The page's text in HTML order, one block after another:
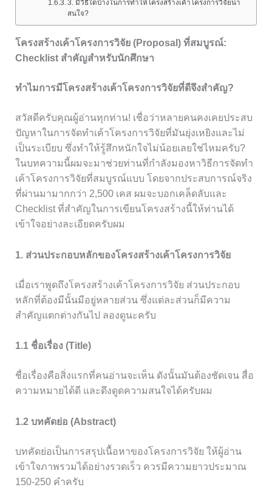
3. มีวิธีใดบ้างในการทำให้โครงสร้างเค้าโครงการวิจัยน่า
สนใจ?
โครงสร้างเค้าโครงการวิจัย (Proposal) ที่สมบูรณ์:
Checklist สำคัญสำหรับนักศึกษา
ทำไมการมีโครงสร้างเค้าโครงการวิจัยที่ดีจึงสำคัญ?
สวัสดีครับคุณผู้อ่านทุกท่าน! เชื่อว่าหลายคนคงเคยประสบ
ปัญหาในการจัดทำเค้าโครงการวิจัยที่มันยุ่งเหยิงและไม่
เป็นระเบียบ ซึ่งทำให้รู้สึกหนักใจไม่น้อยเลยใช่ไหมครับ?
ในบทความนี้ผมจะมาช่วยท่านที่กำลังมองหาวิธีการจัดทำ
เค้าโครงการวิจัยที่สมบูรณ์แบบ โดยจากประสบการณ์จริง
ที่ผ่านมามากกว่า 2,500 เคส ผมจะบอกเคล็ดลับและ
Checklist ที่สำคัญในการเขียนโครงสร้างนี้ให้ท่านได้
เข้าใจอย่างละเอียดครับผม
1. ส่วนประกอบหลักของโครงสร้างเค้าโครงการวิจัย
เมื่อเราพูดถึงโครงสร้างเค้าโครงการวิจัย ส่วนประกอบ
หลักที่ต้องมีนั้นมีอยู่หลายส่วน ซึ่งแต่ละส่วนก็มีความ
สำคัญแตกต่างกันไป ลองดูนะครับ
1.1 ชื่อเรื่อง (Title)
ชื่อเรื่องคือสิ่งแรกที่คนอ่านจะเห็น ดังนั้นมันต้องชัดเจน สื่อ
ความหมายได้ดี และดึงดูดความสนใจได้ครับผม
1.2 บทคัดย่อ (Abstract)
บทคัดย่อเป็นการสรุปเนื้อหาของโครงการวิจัย ให้ผู้อ่าน
เข้าใจภาพรวมได้อย่างรวดเร็ว ควรมีความยาวประมาณ
150-250 คำครับ